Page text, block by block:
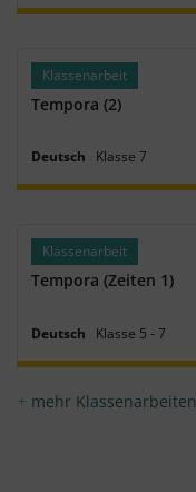
Klassenarbeit
Tempora (2)
Deutsch Klasse 7
Klassenarbeit
Tempora (Zeiten 1)
Deutsch Klasse 5 ‐7
mehr Klassenarbeiten